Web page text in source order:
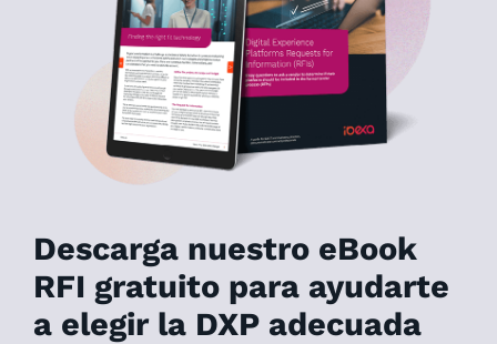
Descarga nuestro eBook
RFI gratuito para ayudarte
a elegir la DXP adecuada